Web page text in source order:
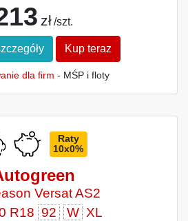
zł /szt.
Kup teraz
dla firm - MŚP i floty
Raty
10x0%
Versat AS2
R18 92 W XL